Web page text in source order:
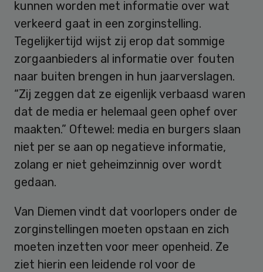
kunnen worden met informatie over wat
verkeerd gaat in een zorginstelling.
Tegelijkertijd wijst zij erop dat sommige
zorgaanbieders al informatie over fouten
naar buiten brengen in hun jaarverslagen.
“Zij zeggen dat ze eigenlijk verbaasd waren
dat de media er helemaal geen ophef over
maakten.” Oftewel: media en burgers slaan
niet per se aan op negatieve informatie,
zolang er niet geheimzinnig over wordt
gedaan.
Van Diemen vindt dat voorlopers onder de
zorginstellingen moeten opstaan en zich
moeten inzetten voor meer openheid. Ze
ziet hierin een leidende rol voor de